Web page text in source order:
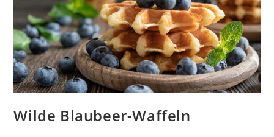
Wilde Blaubeer-Waffeln